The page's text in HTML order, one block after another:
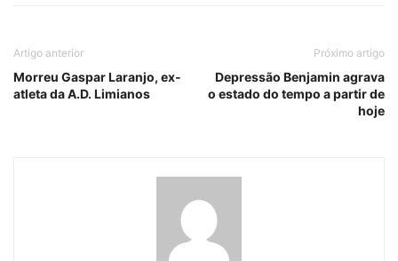
Artigo anterior
Morreu Gaspar Laranjo, ex-
atleta da A.D. Limianos
Próximo artigo
Depressão Benjamin agrava
o estado do tempo a partir de
hoje